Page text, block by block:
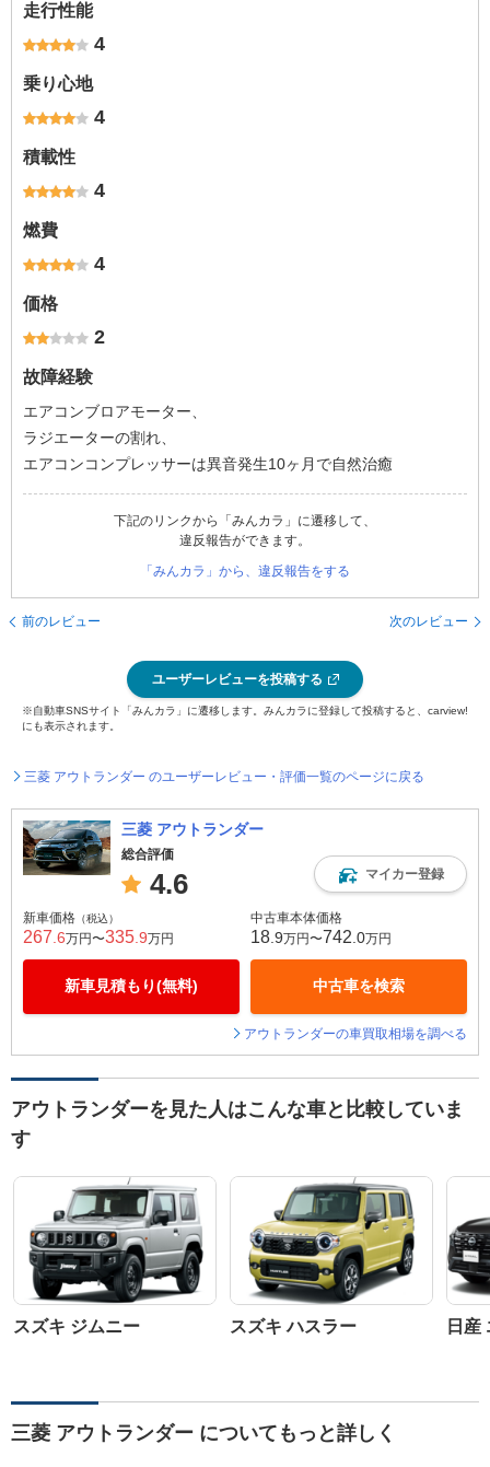
走行性能
4
乗り心地
4
積載性
4
燃費
4
価格
2
故障経験
エアコンブロアモーター、
ラジエーターの割れ、
エアコンコンプレッサーは異音発生10ヶ月で自然治癒
下記のリンクから「みんカラ」に遷移して、
違反報告ができます。
「みんカラ」から、違反報告をする
前のレビュー 次のレビュー
ユーザーレビューを投稿する
※自動車SNSサイト「みんカラ」に遷移します。みんカラに登録して投稿すると、carview!
にも表示されます。
三菱 アウトランダー のユーザーレビュー・評価一覧のページに戻る
三菱 アウトランダー
総合評価
4.6 マイカー登録
新車価格 （税込）
267 .6万円〜335 .9万円
新車見積もり(無料)
中古車本体価格
18 .9万円〜742 .0万円
中古車を検索
アウトランダーの車買取相場を調べる
アウトランダーを見た人はこんな車と比較していま
す
スズキ ジムニー スズキ ハスラー 日産
三菱 アウトランダー についてもっと詳しく